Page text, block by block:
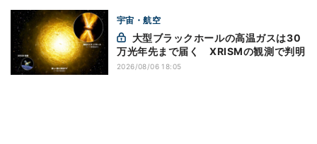
宇宙・航空
万光年先まで届く XRISMの観測で判明
2026/08/06 18:05